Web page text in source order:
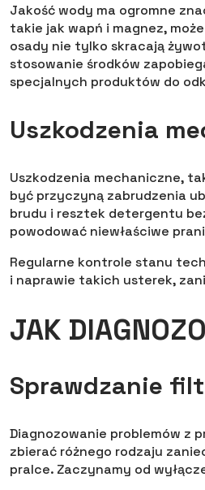
Jakość wody ma ogromne
takie jak wapń i magnez,
osady nie tylko skracają
stosowanie środków
specjalnych produktów do
Uszkodzenia
Uszkodzenia mechaniczne,
być przyczyną zabrudzenia
brudu i resztek detergentu
powodować niewłaściwe
Regularne kontrole stanu
i naprawie takich usterek,
JAK
Sprawdzanie
Diagnozowanie problemów z
zbierać różnego rodzaju
pralce. Zaczynamy od